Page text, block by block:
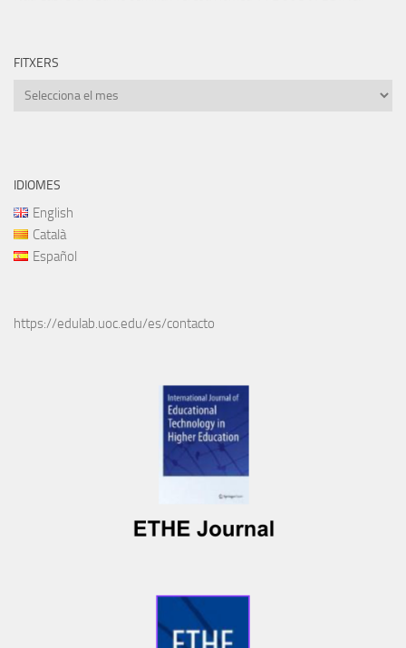
FITXERS
Fitxers
IDIOMES
English
Català
Español
https://edulab.uoc.edu/es/contacto